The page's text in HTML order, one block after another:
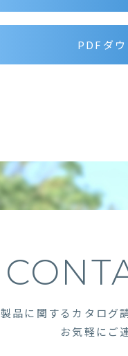
PDFダ
製品に関するカタログ
お気軽にご